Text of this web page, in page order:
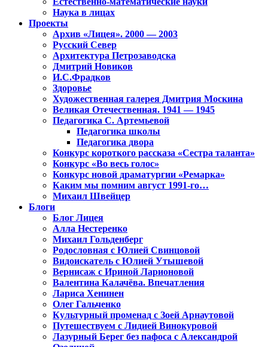
Наука в лицах
Проекты
Архив «Лицея». 2000 — 2003
Русский Север
Архитектура Петрозаводска
Дмитрий Новиков
И.С.Фрадков
Здоровье
Художественная галерея Дмитрия Москина
Великая Отечественная. 1941 — 1945
Педагогика С. Артемьевой
Педагогика школы
Педагогика двора
Конкурс короткого рассказа «Сестра таланта»
Конкурс «Во весь голос»
Конкурс новой драматургии «Ремарка»
Каким мы помним август 1991-го…
Михаил Швейцер
Блоги
Блог Лицея
Алла Нестеренко
Михаил Гольденберг
Родословная с Юлией Свинцовой
Видоискатель с Юлией Утышевой
Вернисаж с Ириной Ларионовой
Валентина Калачёва. Впечатления
Лариса Хенинен
Олег Гальченко
Культурный променад с Зоей Арнаутовой
Путешествуем с Лидией Винокуровой
Лазурный Берег без пафоса с Александрой